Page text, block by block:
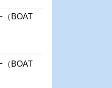
（BOAT
（BOAT